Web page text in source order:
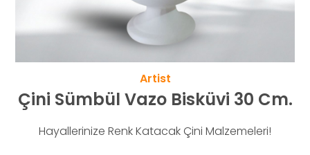
Artist
Çini Sümbül Vazo Bisküvi 30 Cm.
Hayallerinize Renk Katacak Çini Malzemeleri!